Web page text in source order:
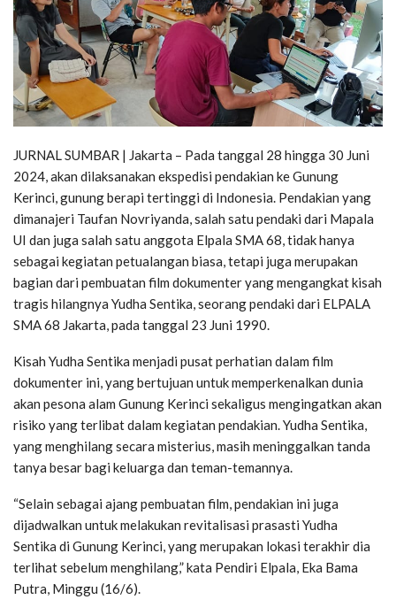
JURNAL SUMBAR | Jakarta – Pada tanggal 28 hingga 30 Juni
2024, akan dilaksanakan ekspedisi pendakian ke Gunung
Kerinci, gunung berapi tertinggi di Indonesia. Pendakian yang
dimanajeri Taufan Novriyanda, salah satu pendaki dari Mapala
UI dan juga salah satu anggota Elpala SMA 68, tidak hanya
sebagai kegiatan petualangan biasa, tetapi juga merupakan
bagian dari pembuatan film dokumenter yang mengangkat kisah
tragis hilangnya Yudha Sentika, seorang pendaki dari ELPALA
SMA 68 Jakarta, pada tanggal 23 Juni 1990.
Kisah Yudha Sentika menjadi pusat perhatian dalam film
dokumenter ini, yang bertujuan untuk memperkenalkan dunia
akan pesona alam Gunung Kerinci sekaligus mengingatkan akan
risiko yang terlibat dalam kegiatan pendakian. Yudha Sentika,
yang menghilang secara misterius, masih meninggalkan tanda
tanya besar bagi keluarga dan teman-temannya.
“Selain sebagai ajang pembuatan film, pendakian ini juga
dijadwalkan untuk melakukan revitalisasi prasasti Yudha
Sentika di Gunung Kerinci, yang merupakan lokasi terakhir dia
terlihat sebelum menghilang,” kata Pendiri Elpala, Eka Bama
Putra, Minggu (16/6).